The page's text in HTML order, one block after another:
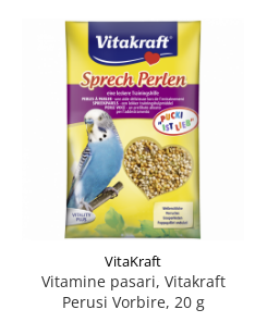
VitaKraft
Vitamine pasari, Vitakraft
Perusi Vorbire, 20 g